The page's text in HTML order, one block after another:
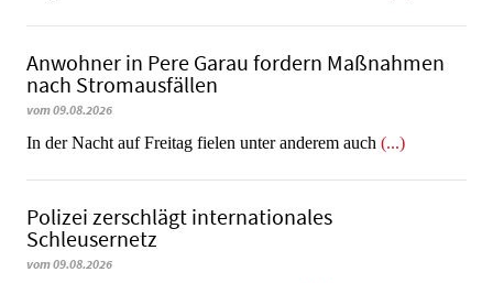
Anwohner in Pere Garau fordern Maßnahmen
nach Stromausfällen
vom 09.08.2026
In der Nacht auf Freitag fielen unter anderem auch (...)
Polizei zerschlägt internationales
Schleusernetz
vom 09.08.2026